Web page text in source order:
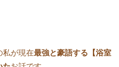
私が現在最強と豪語する【浴室